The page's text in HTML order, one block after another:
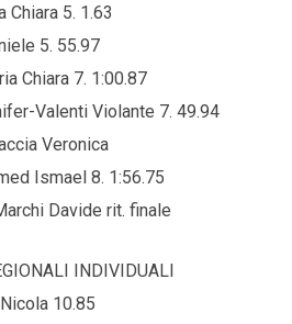
5. 1.63
5. 55.97
Chiara 7. 1:00.87
Valenti Violante 7. 49.94
Veronica
Ismael 8. 1:56.75
Davide rit. finale
INDIVIDUALI
10.85